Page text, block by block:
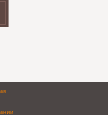
вроде этого, на
имеет значение
быть выведена,
со стекла, а с
выводов